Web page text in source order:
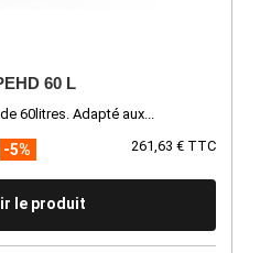
60 L
60litres. Adapté aux...
261,63 € TTC
-5%
le produit